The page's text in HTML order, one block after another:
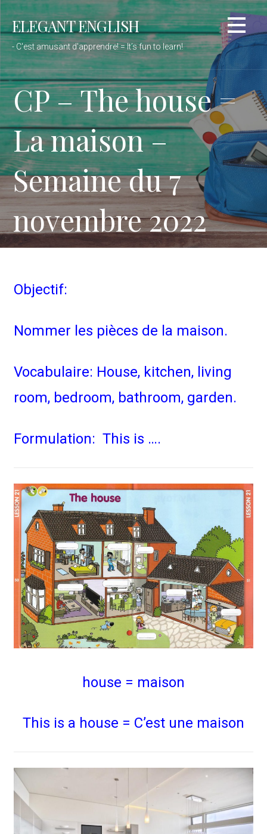
Passer
au
contenu
ELEGANT ENGLISH
- C'est amusant d'apprendre! = It’s fun to learn!
CP – The house =
La maison –
Semaine du 7
novembre 2022
Objectif:
Nommer les pièces de la maison.
Vocabulaire: House, kitchen, living
room, bedroom, bathroom, garden.
Formulation: This is ….
house = maison
This is a house = C’est une maison